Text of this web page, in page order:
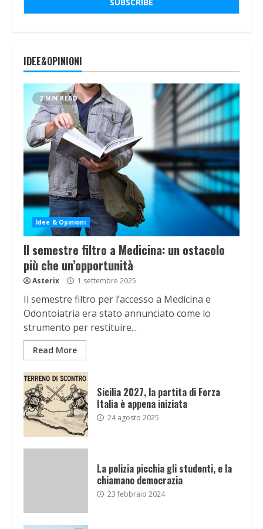
IDEE&OPINIONI
2 MIN READ
Idee & Opinioni
Il semestre filtro a Medicina: un ostacolo
più che un’opportunità
Asterix 1 settembre 2025
Il semestre filtro per l’accesso a Medicina e
Odontoiatria era stato annunciato come lo
strumento per restituire...
Read More
Sicilia 2027, la partita di Forza
Italia è appena iniziata
24 agosto 2025
La polizia picchia gli studenti, e la
chiamano democrazia
23 febbraio 2024